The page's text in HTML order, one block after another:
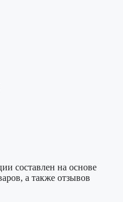
составлен на основе
а также отзывов